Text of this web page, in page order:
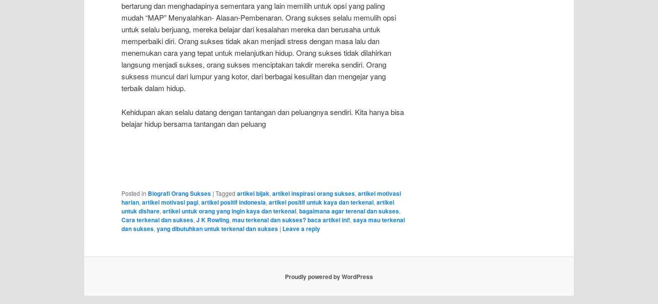
bertarung dan menghadapinya sementara yang lain memilih untuk opsi yang paling
mudah “MAP” Menyalahkan- Alasan-Pembenaran. Orang sukses selalu memulih opsi
untuk selalu berjuang, mereka belajar dari kesalahan mereka dan berusaha untuk
memperbaiki diri. Orang sukses tidak akan menjadi stress dengan masa lalu dan
menemukan cara yang tepat untuk melanjutkan hidup. Orang sukses tidak dilahirkan
langsung menjadi sukses, orang sukses menciptakan takdir mereka sendiri. Orang
suksess muncul dari lumpur yang kotor, dari berbagai kesulitan dan mengejar yang
terbaik dalam hidup.
Kehidupan akan selalu datang dengan tantangan dan peluangnya sendiri. Kita hanya bisa
belajar hidup bersama tantangan dan peluang
Posted in Biografi Orang Sukses | Tagged artikel bijak, artikel inspirasi orang sukses, artikel motivasi
harian, artikel motivasi pagi, artikel positif indonesia, artikel positif untuk kaya dan terkenal, artikel
untuk dishare, artikel untuk orang yang ingin kaya dan terkenal, bagaimana agar terenal dan sukses,
Cara terkenal dan sukses, J K Rowling, mau terkenal dan sukses? baca artikel ini!, saya mau terkenal
dan sukses, yang dibutuhkan untuk terkenal dan sukses | Leave a reply
Proudly powered by WordPress